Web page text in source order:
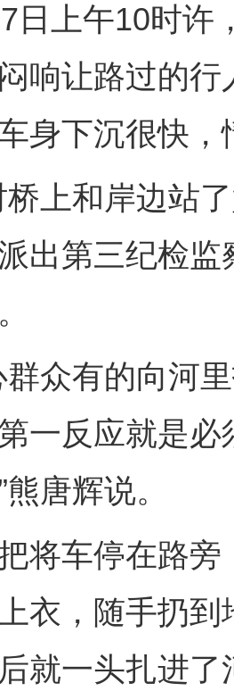
上午10时许
响让路过的
身下沉很快
和岸边站了
出第三纪检
有的向河里
一反应就是
唐辉说。
车停在路旁
衣，随手扔
就一头扎进了